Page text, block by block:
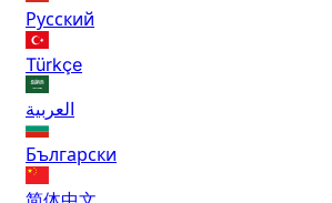
Русский
Türkçe
العربية
Български